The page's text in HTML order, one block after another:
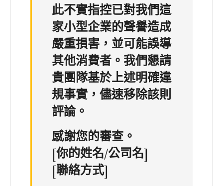
此不實指控已對我們這
家小型企業的聲譽造成
嚴重損害，並可能誤導
其他消費者。我們懇請
貴團隊基於上述明確違
規事實，儘速移除該則
評論。
感謝您的審查。
[你的姓名/公司名]
[聯絡方式]